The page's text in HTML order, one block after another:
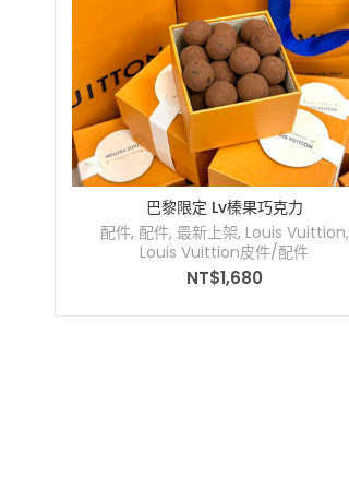
巴黎限定 Lv榛果巧克力
配件, 配件, 最新上架, Louis Vuittion,
Louis Vuittion皮件/配件
NT$1,680